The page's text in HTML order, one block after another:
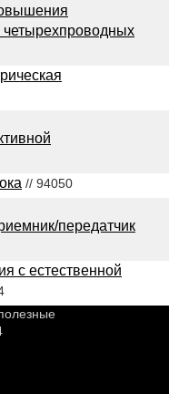
// 94050
передатчик
с естественной